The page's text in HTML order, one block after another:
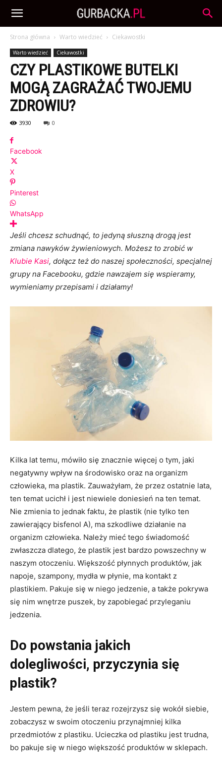
Strona główna Warto wiedzieć Ciekawostki
Warto wiedzieć Ciekawostki
CZY PLASTIKOWE BUTELKI
MOGĄ ZAGRAŻAĆ TWOJEMU
ZDROWIU?
3930 0
Facebook
X
Pinterest
WhatsApp
Jeśli chcesz schudnąć, to jedyną słuszną drogą jest
zmiana nawyków żywieniowych. Możesz to zrobić w
Klubie Kasi, dołącz też do naszej społeczności, specjalnej
grupy na Facebooku, gdzie nawzajem się wspieramy,
wymieniamy przepisami i działamy!
Kilka lat temu, mówiło się znacznie więcej o tym, jaki
negatywny wpływ na środowisko oraz na organizm
człowieka, ma plastik. Zauważyłam, że przez ostatnie lata,
ten temat ucichł i jest niewiele doniesień na ten temat.
Nie zmienia to jednak faktu, że plastik (nie tylko ten
zawierający bisfenol A), ma szkodliwe działanie na
organizm człowieka. Należy mieć tego świadomość
zwłaszcza dlatego, że plastik jest bardzo powszechny w
naszym otoczeniu. Większość płynnych produktów, jak
napoje, szampony, mydła w płynie, ma kontakt z
plastikiem. Pakuje się w niego jedzenie, a także pokrywa
się nim wnętrze puszek, by zapobiegać przyleganiu
jedzenia.
Do powstania jakich
dolegliwości, przyczynia się
plastik?
Jestem pewna, że jeśli teraz rozejrzysz się wokół siebie,
zobaczysz w swoim otoczeniu przynajmniej kilka
przedmiotów z plastiku. Ucieczka od plastiku jest trudna,
bo pakuje się w niego większość produktów w sklepach.